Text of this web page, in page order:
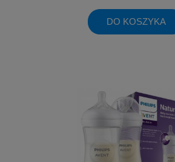
DO KOSZYKA